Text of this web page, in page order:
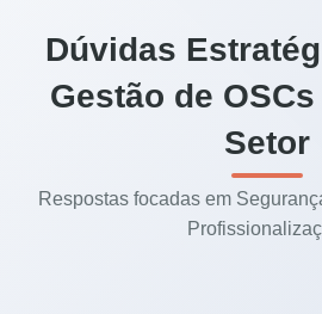
Dúvidas
Gestão de
Setor
Respostas focadas em